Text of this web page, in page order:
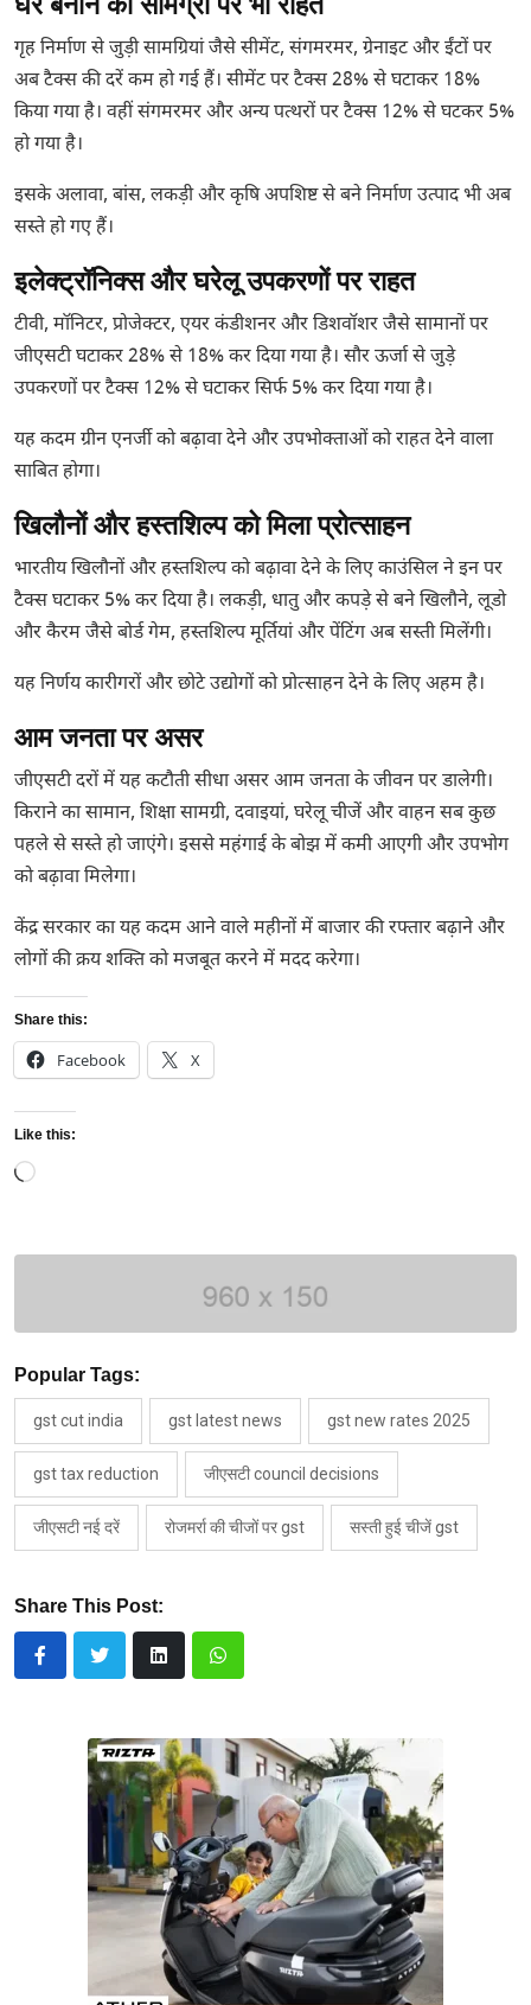
गृह निर्माण से जुड़ी सामग्रियां जैसे सीमेंट, संगमरमर, ग्रेनाइट और ईंटों पर
अब टैक्स की दरें कम हो गई हैं। सीमेंट पर टैक्स 28% से घटाकर 18%
किया गया है। वहीं संगमरमर और अन्य पत्थरों पर टैक्स 12% से घटकर 5%
हो गया है।
इसके अलावा, बांस, लकड़ी और कृषि अपशिष्ट से बने निर्माण उत्पाद भी अब
सस्ते हो गए हैं।
इलेक्ट्रॉनिक्स और घरेलू उपकरणों पर राहत
टीवी, मॉनिटर, प्रोजेक्टर, एयर कंडीशनर और डिशवॉशर जैसे सामानों पर
जीएसटी घटाकर 28% से 18% कर दिया गया है। सौर ऊर्जा से जुड़े
उपकरणों पर टैक्स 12% से घटाकर सिर्फ 5% कर दिया गया है।
यह कदम ग्रीन एनर्जी को बढ़ावा देने और उपभोक्ताओं को राहत देने वाला
साबित होगा।
खिलौनों और हस्तशिल्प को मिला प्रोत्साहन
भारतीय खिलौनों और हस्तशिल्प को बढ़ावा देने के लिए काउंसिल ने इन पर
टैक्स घटाकर 5% कर दिया है। लकड़ी, धातु और कपड़े से बने खिलौने, लूडो
और कैरम जैसे बोर्ड गेम, हस्तशिल्प मूर्तियां और पेंटिंग अब सस्ती मिलेंगी।
यह निर्णय कारीगरों और छोटे उद्योगों को प्रोत्साहन देने के लिए अहम है।
आम जनता पर असर
जीएसटी दरों में यह कटौती सीधा असर आम जनता के जीवन पर डालेगी।
किराने का सामान, शिक्षा सामग्री, दवाइयां, घरेलू चीजें और वाहन सब कुछ
पहले से सस्ते हो जाएंगे। इससे महंगाई के बोझ में कमी आएगी और उपभोग
को बढ़ावा मिलेगा।
केंद्र सरकार का यह कदम आने वाले महीनों में बाजार की रफ्तार बढ़ाने और
लोगों की क्रय शक्ति को मजबूत करने में मदद करेगा।
Share this:
Facebook X
Like this:
Loading…
Popular Tags:
gst cut india gst latest news gst new rates 2025
gst tax reduction जीएसटी council decisions
जीएसटी नई दरें रोजमर्रा की चीजों पर gst सस्ती हुई चीजें gst
Share This Post: